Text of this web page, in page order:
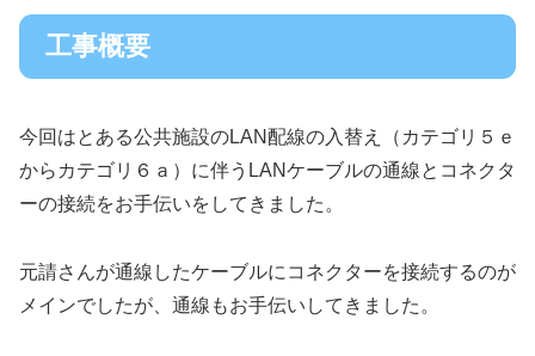
工事概要
今回はとある公共施設のLAN配線の入替え（カテゴリ５ｅ
からカテゴリ６ａ）に伴うLANケーブルの通線とコネクタ
ーの接続をお手伝いをしてきました。
元請さんが通線したケーブルにコネクターを接続するのが
メインでしたが、通線もお手伝いしてきました。